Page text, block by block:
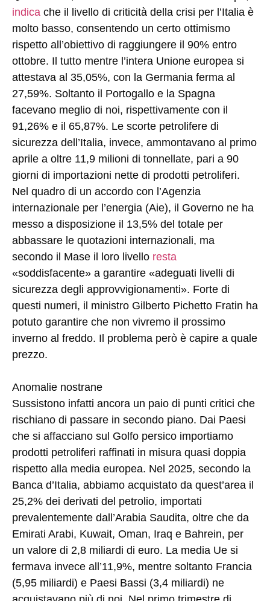
indica che il livello di criticità della crisi per l’Italia è
molto basso, consentendo un certo ottimismo
rispetto all’obiettivo di raggiungere il 90% entro
ottobre. Il tutto mentre l’intera Unione europea si
attestava al 35,05%, con la Germania ferma al
27,59%. Soltanto il Portogallo e la Spagna
facevano meglio di noi, rispettivamente con il
91,26% e il 65,87%. Le scorte petrolifere di
sicurezza dell’Italia, invece, ammontavano al primo
aprile a oltre 11,9 milioni di tonnellate, pari a 90
giorni di importazioni nette di prodotti petroliferi.
Nel quadro di un accordo con l’Agenzia
internazionale per l’energia (Aie), il Governo ne ha
messo a disposizione il 13,5% del totale per
abbassare le quotazioni internazionali, ma
secondo il Mase il loro livello resta
«soddisfacente» a garantire «adeguati livelli di
sicurezza degli approvvigionamenti». Forte di
questi numeri, il ministro Gilberto Pichetto Fratin ha
potuto garantire che non vivremo il prossimo
inverno al freddo. Il problema però è capire a quale
prezzo.
Anomalie nostrane
Sussistono infatti ancora un paio di punti critici che
rischiano di passare in secondo piano. Dai Paesi
che si affacciano sul Golfo persico importiamo
prodotti petroliferi raffinati in misura quasi doppia
rispetto alla media europea. Nel 2025, secondo la
Banca d’Italia, abbiamo acquistato da quest’area il
25,2% dei derivati del petrolio, importati
prevalentemente dall’Arabia Saudita, oltre che da
Emirati Arabi, Kuwait, Oman, Iraq e Bahrein, per
un valore di 2,8 miliardi di euro. La media Ue si
fermava invece all’11,9%, mentre soltanto Francia
(5,95 miliardi) e Paesi Bassi (3,4 miliardi) ne